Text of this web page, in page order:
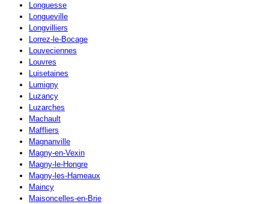
Longuesse
Longueville
Longvilliers
Lorrez-le-Bocage
Louveciennes
Louvres
Luisetaines
Lumigny
Luzancy
Luzarches
Machault
Maffliers
Magnanville
Magny-en-Vexin
Magny-le-Hongre
Magny-les-Hameaux
Maincy
Maisoncelles-en-Brie